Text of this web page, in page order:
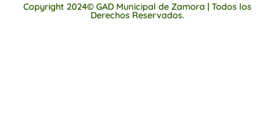
Copyright 2024© GAD Municipal de Zamora | Todos los
Derechos Reservados.